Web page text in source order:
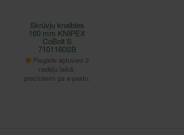
Skrūvju knaibles
160 mm KNIPEX
CoBolt S
7101160SB
Piegāde aptuveni 3
nedēļu laikā,
precizēsim pa e-pastu.